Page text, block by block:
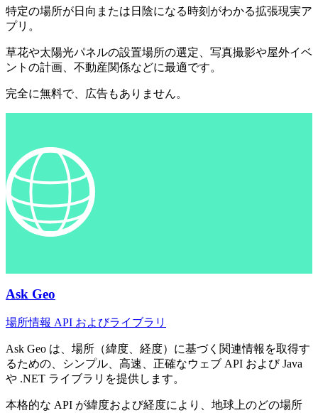
特定の場所が日向または日陰になる時刻がわかる拡張現実ア
プリ。
草花や太陽光パネルの設置場所の選定、写真撮影や屋外イベ
ントの計画、不動産関係などに最適です。
完全に無料で、広告もありません。
Ask Geo
場所情報 API およびライブラリ
Ask Geo は、場所（緯度、経度）に基づく関連情報を取得す
るための、シンプル、高速、正確なウェブ API および Java
や .NET ライブラリを提供します。
本格的な API が緯度および経度により、地球上のどの場所